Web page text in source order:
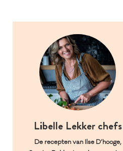
Libelle Lekker chefs
De recepten van Ilse D’hooge,